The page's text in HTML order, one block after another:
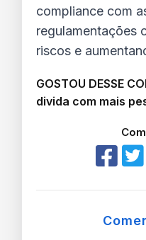
compliance com
regulamentações
riscos e
GOSTOU DESSE
divida com mais